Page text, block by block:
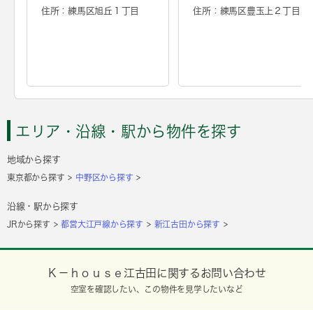
住所：練馬区旭丘１丁目 住所：練馬区豊玉上２丁目
エリア・沿線・駅から物件を探す
地域から探す
東京都から探す 中野区から探す
沿線・駅から探す
JRから探す 都営大江戸線から探す 新江古田から探す
Ｋ－ｈｏｕｓｅ江古田に関するお問い合わせ
空室を確認したい、この物件を見学したいなど